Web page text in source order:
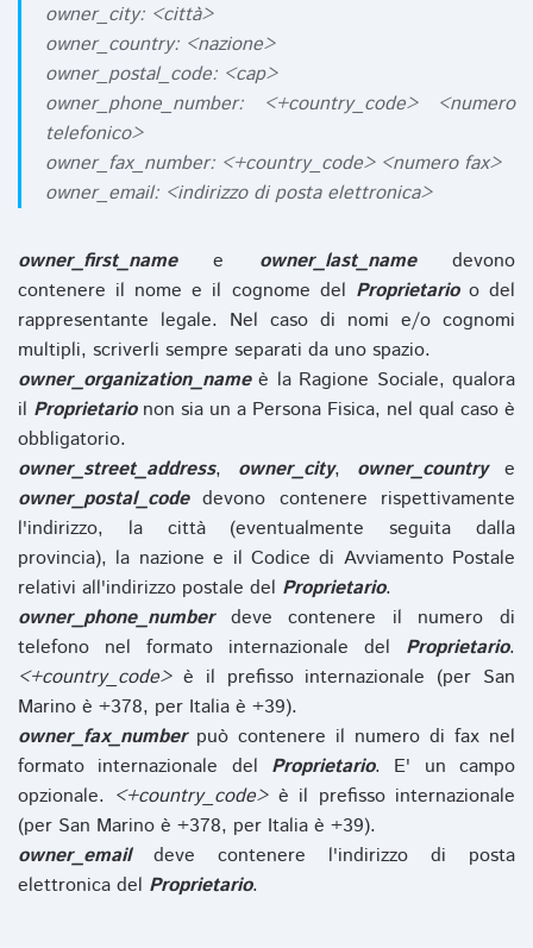
owner_city: <città>
owner_country: <nazione>
owner_postal_code: <cap>
owner_phone_number: <+country_code> <numero
telefonico>
owner_fax_number: <+country_code> <numero fax>
owner_email: <indirizzo di posta elettronica>
owner_first_namee owner_last_namedevono
contenere il nome e il cognome del Proprietarioo del
rappresentante legale. Nel caso di nomi e/o cognomi
multipli, scriverli sempre separati da uno spazio.
owner_organization_nameè la Ragione Sociale, qualora
il Proprietarionon sia un a Persona Fisica, nel qual caso è
obbligatorio.
owner_street_address, owner_city, owner_countrye
owner_postal_codedevono contenere rispettivamente
l'indirizzo, la città (eventualmente seguita dalla
provincia), la nazione e il Codice di Avviamento Postale
relativi all'indirizzo postale del Proprietario.
owner_phone_numberdeve contenere il numero di
telefono nel formato internazionale del Proprietario.
<+country_code>è il prefisso internazionale (per San
Marino è +378, per Italia è +39).
owner_fax_numberpuò contenere il numero di fax nel
formato internazionale del Proprietario. E' un campo
opzionale. <+country_code>è il prefisso internazionale
(per San Marino è +378, per Italia è +39).
owner_emaildeve contenere l'indirizzo di posta
elettronica del Proprietario.